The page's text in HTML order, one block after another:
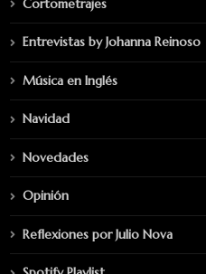
Cortometrajes
Entrevistas by Johanna Reinoso
Música en Inglés
Navidad
Novedades
Opinión
Reflexiones por Julio Nova